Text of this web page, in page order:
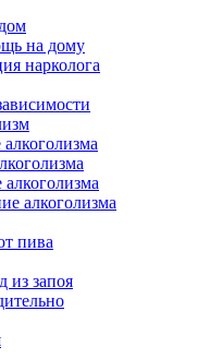
на дому
нарколога
алкоголизма
пива
из запоя